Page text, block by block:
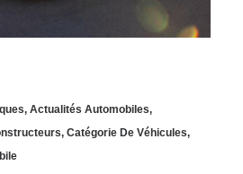
, Actualités Automobiles,
, Catégorie De Véhicules,